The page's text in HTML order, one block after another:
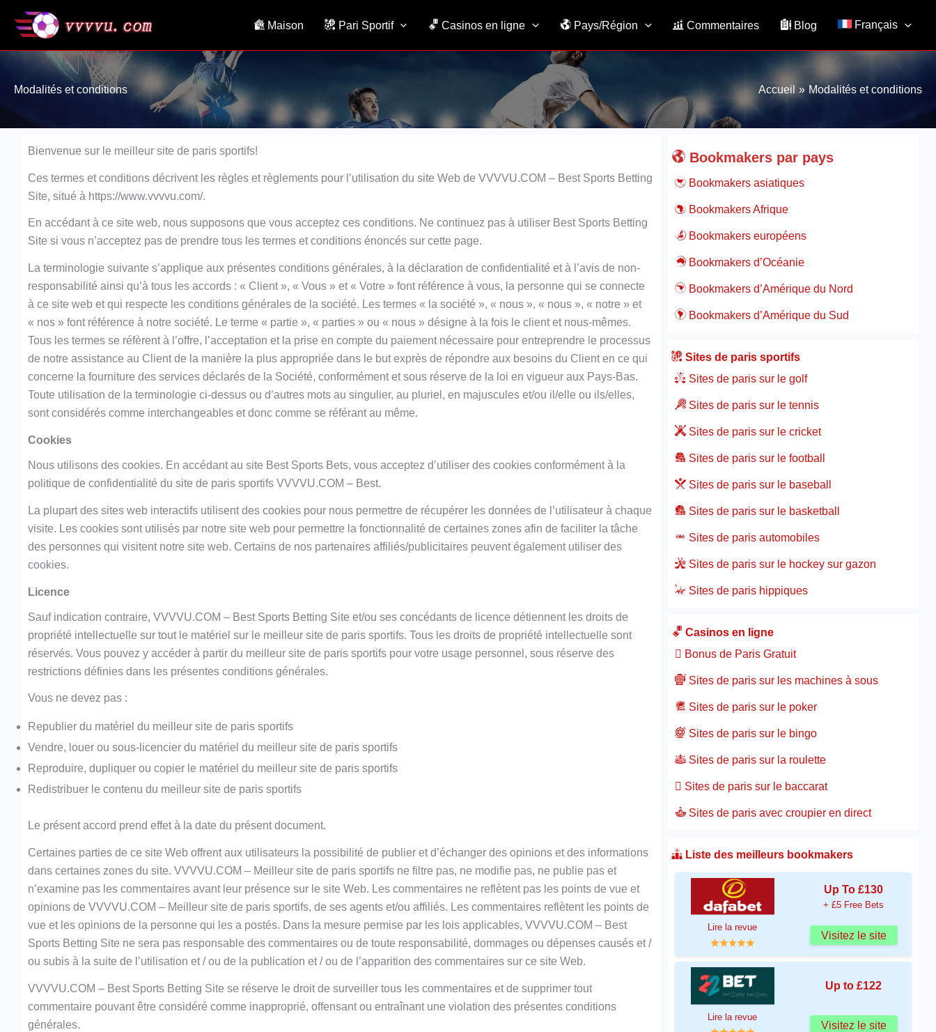
Maison Pari Sportif Casinos en ligne Pays/Région Commentaires Blog Français
Modalités et conditions Accueil Modalités et conditions
Bienvenue sur le meilleur site de paris sportifs!
Ces termes et conditions décrivent les règles et règlements pour l’utilisation du site Web de VVVVU.COM – Best Sports Betting
Site, situé à https://www.vvvvu.com/.
En accédant à ce site web, nous supposons que vous acceptez ces conditions. Ne continuez pas à utiliser Best Sports Betting
Site si vous n’acceptez pas de prendre tous les termes et conditions énoncés sur cette page.
La terminologie suivante s’applique aux présentes conditions générales, à la déclaration de confidentialité et à l’avis de non-
responsabilité ainsi qu’à tous les accords : « Client », « Vous » et « Votre » font référence à vous, la personne qui se connecte
à ce site web et qui respecte les conditions générales de la société. Les termes « la société », « nous », « nous », « notre » et
« nos » font référence à notre société. Le terme « partie », « parties » ou « nous » désigne à la fois le client et nous-mêmes.
Tous les termes se réfèrent à l’offre, l’acceptation et la prise en compte du paiement nécessaire pour entreprendre le processus
de notre assistance au Client de la manière la plus appropriée dans le but exprès de répondre aux besoins du Client en ce qui
concerne la fourniture des services déclarés de la Société, conformément et sous réserve de la loi en vigueur aux Pays-Bas.
Toute utilisation de la terminologie ci-dessus ou d’autres mots au singulier, au pluriel, en majuscules et/ou il/elle ou ils/elles,
sont considérés comme interchangeables et donc comme se référant au même.
Cookies
Nous utilisons des cookies. En accédant au site Best Sports Bets, vous acceptez d’utiliser des cookies conformément à la
politique de confidentialité du site de paris sportifs VVVVU.COM – Best.
La plupart des sites web interactifs utilisent des cookies pour nous permettre de récupérer les données de l’utilisateur à chaque
visite. Les cookies sont utilisés par notre site web pour permettre la fonctionnalité de certaines zones afin de faciliter la tâche
des personnes qui visitent notre site web. Certains de nos partenaires affiliés/publicitaires peuvent également utiliser des
cookies.
Licence
Sauf indication contraire, VVVVU.COM – Best Sports Betting Site et/ou ses concédants de licence détiennent les droits de
propriété intellectuelle sur tout le matériel sur le meilleur site de paris sportifs. Tous les droits de propriété intellectuelle sont
réservés. Vous pouvez y accéder à partir du meilleur site de paris sportifs pour votre usage personnel, sous réserve des
restrictions définies dans les présentes conditions générales.
Vous ne devez pas :
Republier du matériel du meilleur site de paris sportifs
Vendre, louer ou sous-licencier du matériel du meilleur site de paris sportifs
Reproduire, dupliquer ou copier le matériel du meilleur site de paris sportifs
Redistribuer le contenu du meilleur site de paris sportifs
Le présent accord prend effet à la date du présent document.
Certaines parties de ce site Web offrent aux utilisateurs la possibilité de publier et d’échanger des opinions et des informations
dans certaines zones du site. VVVVU.COM – Meilleur site de paris sportifs ne filtre pas, ne modifie pas, ne publie pas et
n’examine pas les commentaires avant leur présence sur le site Web. Les commentaires ne reflètent pas les points de vue et
opinions de VVVVU.COM – Meilleur site de paris sportifs, de ses agents et/ou affiliés. Les commentaires reflètent les points de
vue et les opinions de la personne qui les a postés. Dans la mesure permise par les lois applicables, VVVVU.COM – Best
Sports Betting Site ne sera pas responsable des commentaires ou de toute responsabilité, dommages ou dépenses causés et /
ou subis à la suite de l’utilisation et / ou de la publication et / ou de l’apparition des commentaires sur ce site Web.
VVVVU.COM – Best Sports Betting Site se réserve le droit de surveiller tous les commentaires et de supprimer tout
commentaire pouvant être considéré comme inapproprié, offensant ou entraînant une violation des présentes conditions
générales.
Bookmakers par pays
Bookmakers asiatiques
Bookmakers Afrique
Bookmakers européens
Bookmakers d’Océanie
Bookmakers d’Amérique du Nord
Bookmakers d’Amérique du Sud
Sites de paris sportifs
Sites de paris sur le golf
Sites de paris sur le tennis
Sites de paris sur le cricket
Sites de paris sur le football
Sites de paris sur le baseball
Sites de paris sur le basketball
Sites de paris automobiles
Sites de paris sur le hockey sur gazon
Sites de paris hippiques
Casinos en ligne
Bonus de Paris Gratuit
Sites de paris sur les machines à sous
Sites de paris sur le poker
Sites de paris sur le bingo
Sites de paris sur la roulette
Sites de paris sur le baccarat
Sites de paris avec croupier en direct
Liste des meilleurs bookmakers
Up To £130
+ £5 Free Bets
Lire la revue
Visitez le site
Up to £122
Lire la revue
Visitez le site